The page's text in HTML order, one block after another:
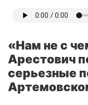
«Нам не с
Арестович
серьезные